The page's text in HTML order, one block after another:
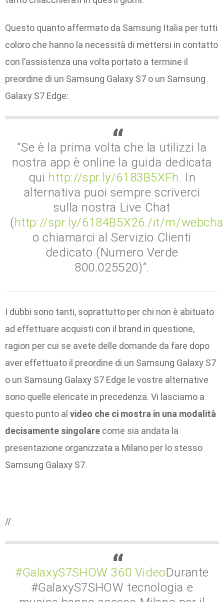
Questo quanto affermato da Samsung Italia per tutti
coloro che hanno la necessità di mettersi in contatto
con l’assistenza una volta portato a termine il
preordine di un Samsung Galaxy S7 o un Samsung
Galaxy S7 Edge:
“Se è la prima volta che la utilizzi la
nostra app è online la guida dedicata
qui http://spr.ly/6183B5XFh. In
alternativa puoi sempre scriverci
sulla nostra Live Chat
(http://spr.ly/6184B5X26./it/m/
o chiamarci al Servizio Clienti
dedicato (Numero Verde
800.025520)”.
I dubbi sono tanti, soprattutto per chi non è abituato
ad effettuare acquisti con il brand in questione,
ragion per cui se avete delle domande da fare dopo
aver effettuato il preordine di un Samsung Galaxy S7
o un Samsung Galaxy S7 Edge le vostre alternative
sono quelle elencate in precedenza. Vi lasciamo a
questo punto al video che ci mostra in una modalità
decisamente singolare come sia andata la
presentazione organizzata a Milano per lo stesso
Samsung Galaxy S7.
//
#GalaxyS7SHOW 360 VideoDurante
#GalaxyS7SHOW tecnologia e